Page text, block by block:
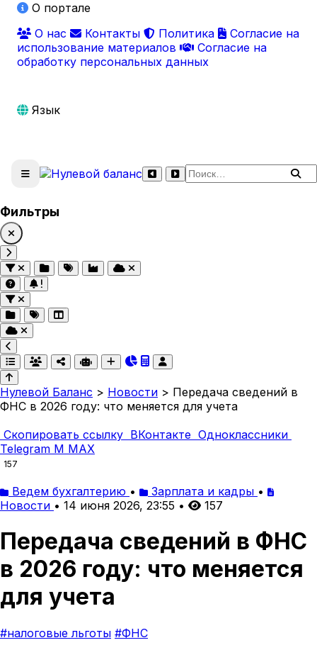
О портале
О нас
Контакты Политика
Согласие на
использование материалов
Согласие на
обработку персональных данных
Язык
Поиск по сайту
Фильтры
Нулевой Баланс > Новости > Передача сведений в
ФНС в 2026 году: что меняется для учета
Скопировать ссылку ВКонтакте Одноклассники
Telegram M MAX
157
Ведем бухгалтерию • Зарплата и кадры •
Новости • 14 июня 2026, 23:55 • 157
Передача сведений в ФНС
в 2026 году: что меняется
для учета
#налоговые льготы #ФНС